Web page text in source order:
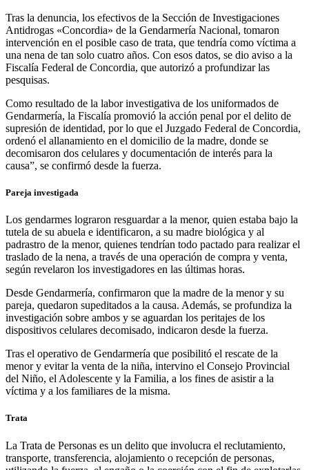
Tras la denuncia, los efectivos de la Sección de Investigaciones
Antidrogas «Concordia» de la Gendarmería Nacional, tomaron
intervención en el posible caso de trata, que tendría como víctima a
una nena de tan solo cuatro años. Con esos datos, se dio aviso a la
Fiscalía Federal de Concordia, que autorizó a profundizar las
pesquisas.
Como resultado de la labor investigativa de los uniformados de
Gendarmería, la Fiscalía promovió la acción penal por el delito de
supresión de identidad, por lo que el Juzgado Federal de Concordia,
ordenó el allanamiento en el domicilio de la madre, donde se
decomisaron dos celulares y documentación de interés para la
causa”, se confirmó desde la fuerza.
Pareja investigada
Los gendarmes lograron resguardar a la menor, quien estaba bajo la
tutela de su abuela e identificaron, a su madre biológica y al
padrastro de la menor, quienes tendrían todo pactado para realizar el
traslado de la nena, a través de una operación de compra y venta,
según revelaron los investigadores en las últimas horas.
Desde Gendarmería, confirmaron que la madre de la menor y su
pareja, quedaron supeditados a la causa. Además, se profundiza la
investigación sobre ambos y se aguardan los peritajes de los
dispositivos celulares decomisado, indicaron desde la fuerza.
Tras el operativo de Gendarmería que posibilitó el rescate de la
menor y evitar la venta de la niña, intervino el Consejo Provincial
del Niño, el Adolescente y la Familia, a los fines de asistir a la
víctima y a los familiares de la misma.
Trata
La Trata de Personas es un delito que involucra el reclutamiento,
transporte, transferencia, alojamiento o recepción de personas,